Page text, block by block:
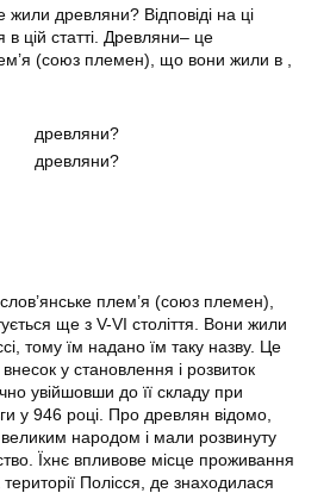
жили древляни? Відповіді на ці
в цій статті. Древляни– це
(союз племен), що вони жили в ,
древляни?
древляни?
плем’я (союз племен),
ще з V-VI століття. Вони жили
тому їм надано їм таку назву. Це
у становлення і розвиток
увійшовши до її складу при
у 946 році. Про древлян відомо,
народом і мали розвинуту
Їхнє впливове місце проживання
Полісся, де знаходилася